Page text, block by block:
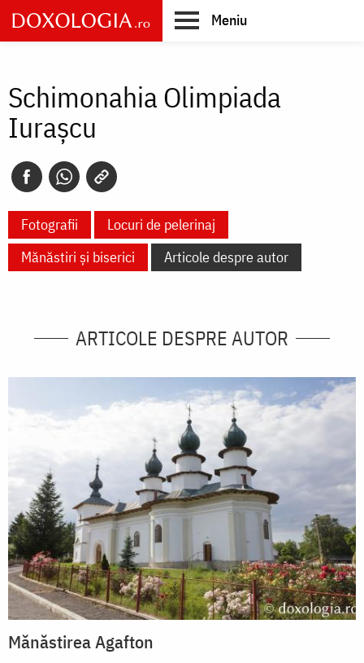
Skip
to
main
Meniu
Schimonahia Olimpiada
Iuraşcu
Fotografii
Locuri de pelerinaj
Mănăstiri și biserici
Articole despre autor
ARTICOLE DESPRE AUTOR
Mănăstirea Agafton